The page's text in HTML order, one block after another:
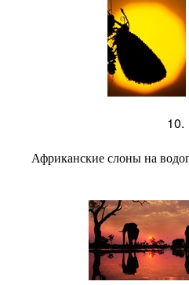
10.
Африканские слоны на